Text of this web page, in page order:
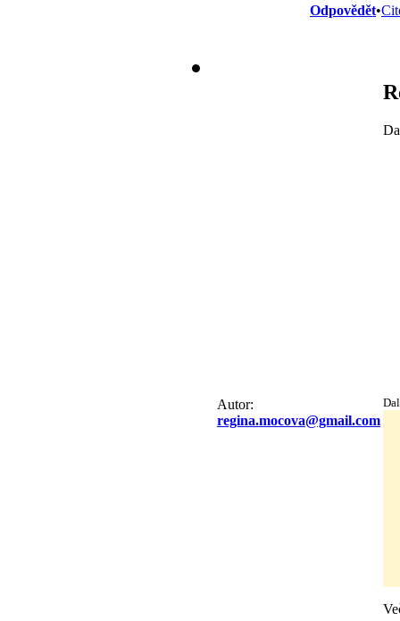
Odpovědět•
Autor:
regina.mocova@gmail.com